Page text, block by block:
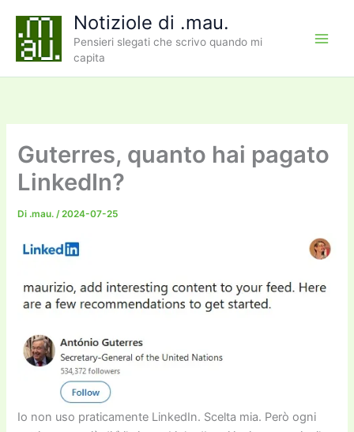
contenuto
Notiziole di .mau.
Pensieri slegati che scrivo quando mi
capita
Guterres, quanto hai pagato
LinkedIn?
Di .mau./2024-07-25
Io non uso praticamente LinkedIn. Scelta mia. Però ogni